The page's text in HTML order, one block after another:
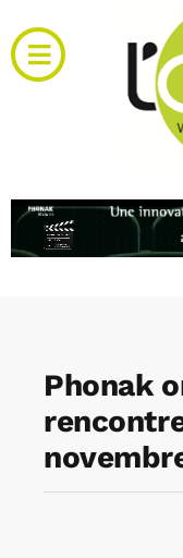
au
contenu
Toggle
Navigation
RH et emploi
Phonak